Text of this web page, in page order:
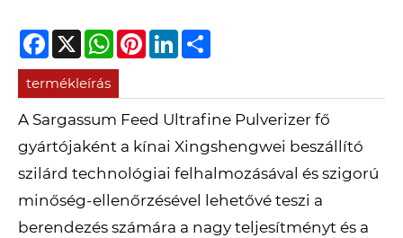
Facebook
X WhatsApp
PinterestLinkedIn
termékleírás
A Sargassum Feed Ultrafine Pulverizer fő
gyártójaként a kínai Xingshengwei beszállító
szilárd technológiai felhalmozásával és szigorú
minőség-ellenőrzésével lehetővé teszi a
berendezés számára a nagy teljesítményt és a